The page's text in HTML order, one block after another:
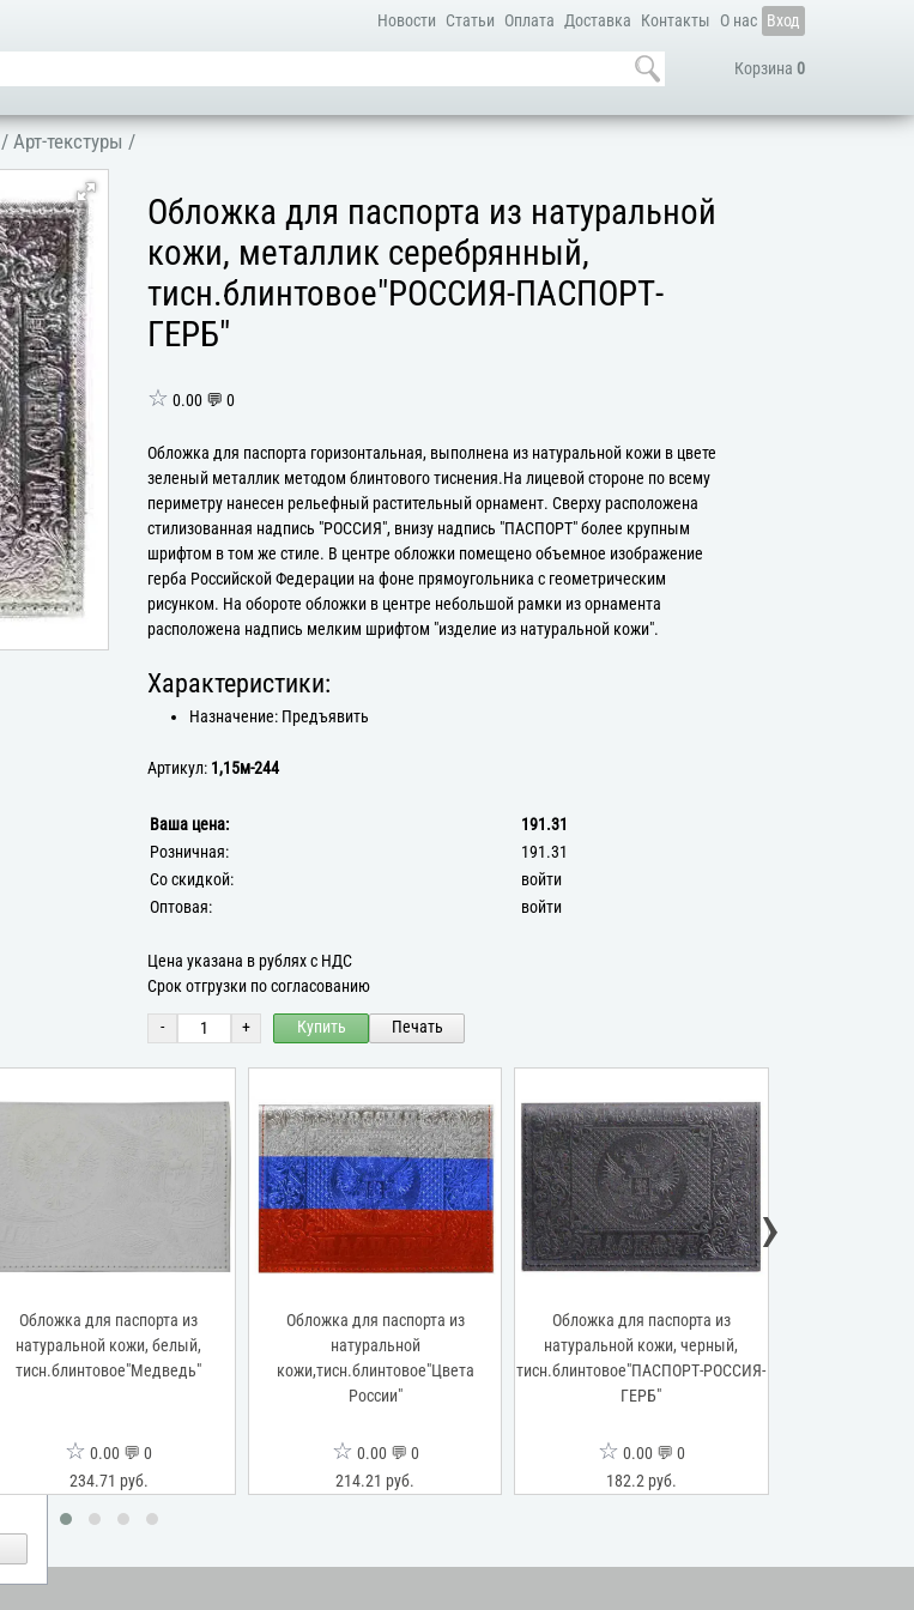
Новости Статьи Оплата Доставка Контакты О нас Вход
Корзина 0
/Арт-текстуры /
Обложка для паспорта из натуральной
кожи, металлик серебрянный,
тисн.блинтовое"РОССИЯ-ПАСПОРТ-
ГЕРБ"
☆ 0.00 💬 0
Обложка для паспорта горизонтальная, выполнена из натуральной кожи в цвете
зеленый металлик методом блинтового тиснения.На лицевой стороне по всему
периметру нанесен рельефный растительный орнамент. Сверху расположена
стилизованная надпись "РОССИЯ", внизу надпись "ПАСПОРТ" более крупным
шрифтом в том же стиле. В центре обложки помещено объемное изображение
герба Российской Федерации на фоне прямоугольника с геометрическим
рисунком. На обороте обложки в центре небольшой рамки из орнамента
расположена надпись мелким шрифтом "изделие из натуральной кожи".
Характеристики:
Назначение: Предъявить
Артикул: 1,15м-244
Ваша цена:
191.31
Розничная:
191.31
Со скидкой:
войти
Оптовая:
войти
Цена указана в рублях с НДС
Срок отгрузки по согласованию
- + Купить Печать
Обложка для паспорта из
натуральной кожи, белый,
тисн.блинтовое"Медведь"
☆ 0.00 💬 0
234.71 руб.
Обложка для паспорта из
натуральной
кожи,тисн.блинтовое"Цвета
России"
☆ 0.00 💬 0
214.21 руб.
Обложка для паспорта из
натуральной кожи, черный,
тисн.блинтовое"ПАСПОРТ-РОССИЯ-
ГЕРБ"
☆ 0.00 💬 0
182.2 руб.
›